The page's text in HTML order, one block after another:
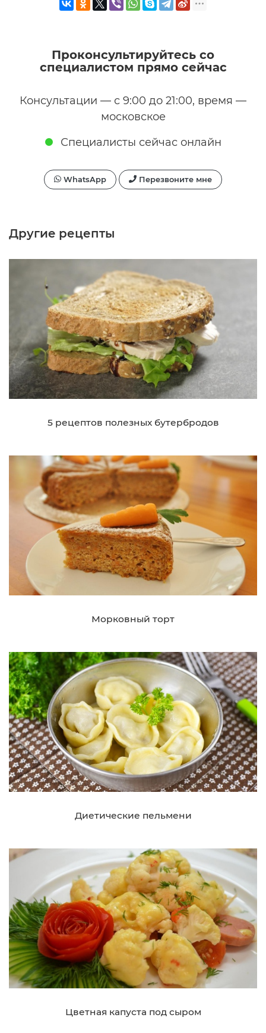
Проконсультируйтесь со
специалистом прямо сейчас
Консультации — с 9:00 до 21:00, время —
московское
Специалисты сейчас онлайн
WhatsApp Перезвоните мне
Другие рецепты
5 рецептов полезных бутербродов
Морковный торт
Диетические пельмени
Цветная капуста под сыром